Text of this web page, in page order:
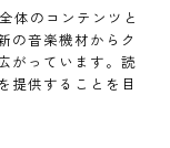
体のコンテンツと
の音楽機材からク
がっています。読
提供することを目